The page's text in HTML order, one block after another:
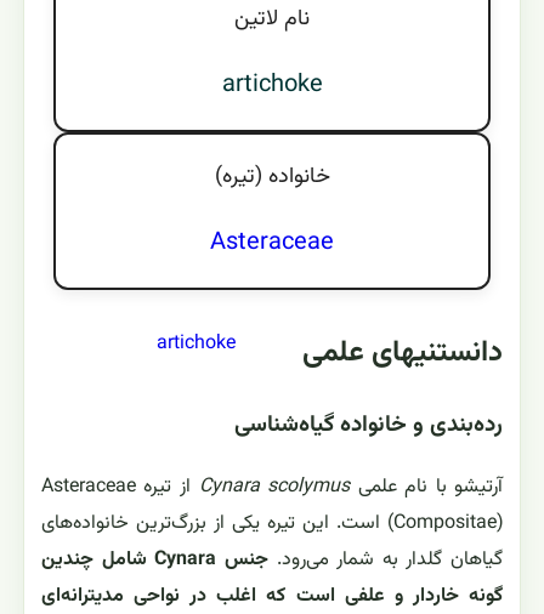
نام لاتين
artichoke
خانواده (تيره)
Asteraceae
artichoke دانستنیهای علمی
رده‌بندی و خانواده گیاه‌شناسی
آرتیشو با نام علمیCynara scolymus
از تیره Asteraceae
(Compositae) است. این تیره یکی از بزرگ‌ترین خانواده‌های
گیاهان گلدار به شمار می‌رود.
جنس Cynara شامل چندین
گونه خاردار و علفی است که اغلب در نواحی مدیترانه‌ای